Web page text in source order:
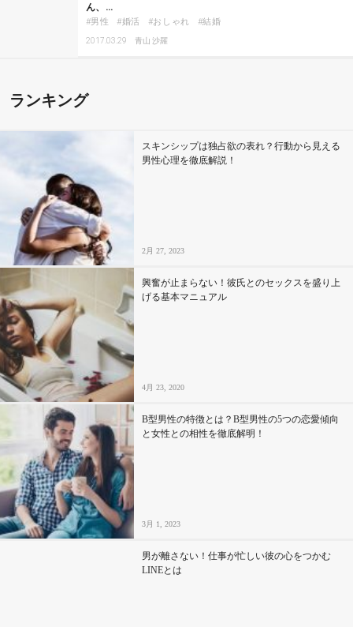
ん、…
男性 婚活 おしゃれ 結婚
2017.03.29 青山 沙羅
ランキング
スキンシップは独占欲の表れ？行動から見える
男性心理を徹底解説！
2月 27, 2023
興奮が止まらない！彼氏とのセックスを盛り上
げる基本マニュアル
4月 23, 2020
B型男性の特徴とは？B型男性の5つの恋愛傾向
と女性との相性を徹底解明！
3月 1, 2023
男が離さない！仕事が忙しい彼の心をつかむ
LINEとは